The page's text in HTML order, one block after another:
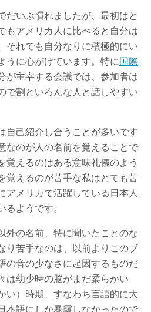
だいぶ慣れましたが、最初はと
もアメリカ人に比べると自分は
それでも自分なりに積極的にい
うに心がけています。特に 国際
が主宰する会議では、参加者は
で割といろんな人と話しやすい
自己紹介し合うことが多いです
なのが人の名前を覚えることで
覚えるのはある意味礼儀のよう
覚えるのが苦手な私はとても苦
アメリカで活躍している日本人
るようです。
外の名前、特に聞いたことのな
り苦手なのは、以前よりこのブ
の音の少なさに起因するものだ
は幼少時の脳がまだ柔らかい
い）時期、すなわち言語的に大
本語にしか暴露しなかったので